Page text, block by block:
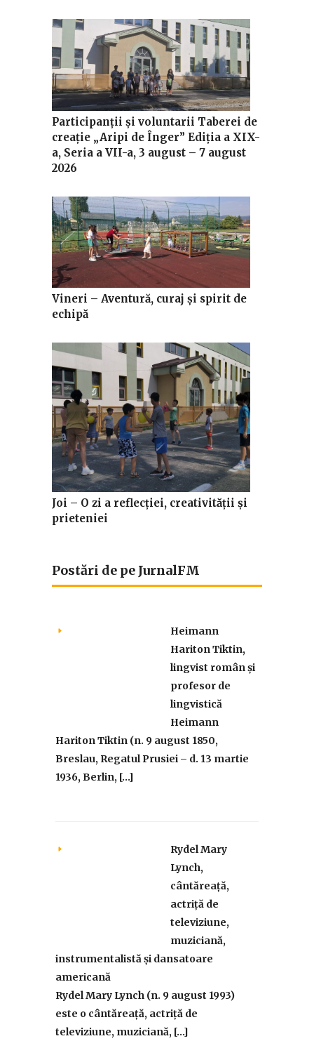
Participanții și voluntarii Taberei de
creație „Aripi de Înger” Ediția a XIX-
a, Seria a VII-a, 3 august – 7 august
2026
Vineri – Aventură, curaj și spirit de
echipă
Joi – O zi a reflecției, creativității și
prieteniei
Postări de pe JurnalFM
Heimann
Hariton Tiktin,
lingvist român și
profesor de
lingvistică
Heimann
Hariton Tiktin (n. 9 august 1850,
Breslau, Regatul Prusiei – d. 13 martie
1936, Berlin, […]
Rydel Mary
Lynch,
cântăreață,
actriță de
televiziune,
muziciană,
instrumentalistă și dansatoare
americană
Rydel Mary Lynch (n. 9 august 1993)
este o cântăreață, actriță de
televiziune, muziciană, […]